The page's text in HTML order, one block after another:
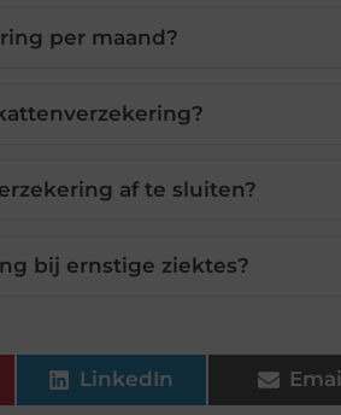
per maand?
af te sluiten?
bij ernstige ziektes?
LinkedIn Email